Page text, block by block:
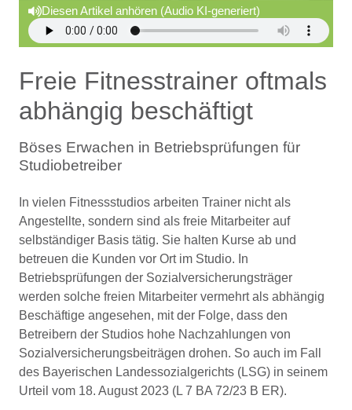
Diesen Artikel anhören (Audio KI-generiert)
Freie Fitnesstrainer oftmals
abhängig beschäftigt
Böses Erwachen in Betriebsprüfungen für
Studiobetreiber
In vielen Fitnessstudios arbeiten Trainer nicht als
Angestellte, sondern sind als freie Mitarbeiter auf
selbständiger Basis tätig. Sie halten Kurse ab und
betreuen die Kunden vor Ort im Studio. In
Betriebsprüfungen der Sozialversicherungsträger
werden solche freien Mitarbeiter vermehrt als abhängig
Beschäftige angesehen, mit der Folge, dass den
Betreibern der Studios hohe Nachzahlungen von
Sozialversicherungsbeiträgen drohen. So auch im Fall
des Bayerischen Landessozialgerichts (LSG) in seinem
Urteil vom 18. August 2023 (L 7 BA 72/23 B ER).